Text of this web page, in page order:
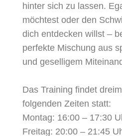
hinter sich zu lassen.
möchtest oder den
dich entdecken willst –
perfekte Mischung aus
und geselligem
Das Training findet
folgenden Zeiten statt:
Montag: 16:00 – 17:30
Freitag: 20:00 – 21:45